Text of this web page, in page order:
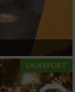
LAUFSPORT